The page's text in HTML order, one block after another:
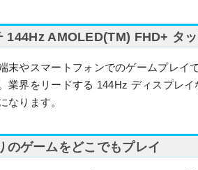
144Hz AMOLED(TM) FHD+ タ
末やスマートフォンでのゲームプレイ
業界をリードする 144Hz ディスプレイ
なります。
のゲームをどこでもプレイ